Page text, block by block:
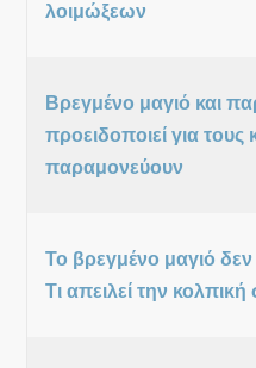
λοιμώξεων
Βρεγμένο μαγιό και
προειδοποιεί για τους
παραμονεύουν
Το βρεγμένο μαγιό δεν
Τι απειλεί την